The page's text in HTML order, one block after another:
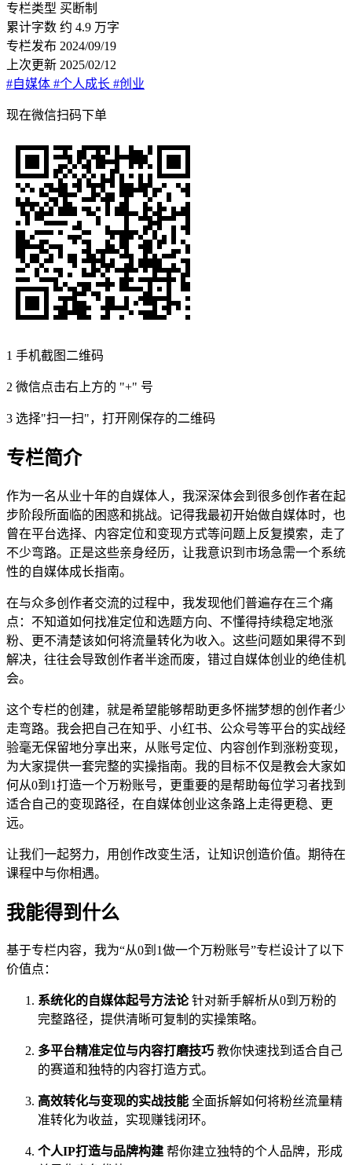
专栏类型 买断制
累计字数 约 4.9 万字
专栏发布 2024/09/19
上次更新 2025/02/12
#自媒体 #个人成长 #创业
现在微信扫码下单
1 手机截图二维码
2 微信点击右上方的 "+" 号
3 选择"扫一扫"，打开刚保存的二维码
专栏简介
作为一名从业十年的自媒体人，我深深体会到很多创作者在起
步阶段所面临的困惑和挑战。记得我最初开始做自媒体时，也
曾在平台选择、内容定位和变现方式等问题上反复摸索，走了
不少弯路。正是这些亲身经历，让我意识到市场急需一个系统
性的自媒体成长指南。
在与众多创作者交流的过程中，我发现他们普遍存在三个痛
点：不知道如何找准定位和选题方向、不懂得持续稳定地涨
粉、更不清楚该如何将流量转化为收入。这些问题如果得不到
解决，往往会导致创作者半途而废，错过自媒体创业的绝佳机
会。
这个专栏的创建，就是希望能够帮助更多怀揣梦想的创作者少
走弯路。我会把自己在知乎、小红书、公众号等平台的实战经
验毫无保留地分享出来，从账号定位、内容创作到涨粉变现，
为大家提供一套完整的实操指南。我的目标不仅是教会大家如
何从0到1打造一个万粉账号，更重要的是帮助每位学习者找到
适合自己的变现路径，在自媒体创业这条路上走得更稳、更
远。
让我们一起努力，用创作改变生活，让知识创造价值。期待在
课程中与你相遇。
我能得到什么
基于专栏内容，我为“从0到1做一个万粉账号”专栏设计了以下
价值点：
系统化的自媒体起号方法论针对新手解析从0到万粉的
完整路径，提供清晰可复制的实操策略。
多平台精准定位与内容打磨技巧 教你快速找到适合自己
的赛道和独特的内容打造方式。
高效转化与变现的实战技能 全面拆解如何将粉丝流量精
准转化为收益，实现赚钱闭环。
个人IP打造与品牌构建帮你建立独特的个人品牌，形成